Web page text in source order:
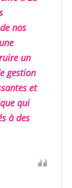
nos
un
gestion
et
qui
à des